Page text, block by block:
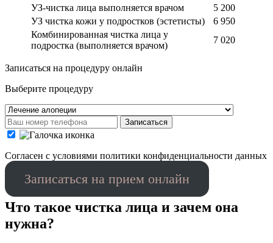
УЗ-чистка лица выполняется врачом
5 200
УЗ чистка кожи у подростков (эстетисты)
6 950
Комбинированная чистка лица у
подростка (выполняется врачом)
7 020
Записаться на процедуру онлайн
Выберите процедуру
Записаться
Cогласен с условиями политики конфиденциальности данных
Записаться на прием онлайн
Что такое чистка лица и зачем она
нужна?